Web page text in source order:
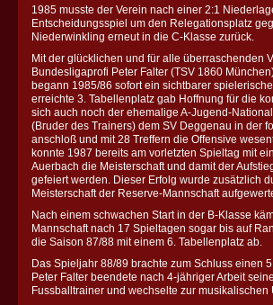
1985 musste der Verein nach einer 2:1
Entscheidungsspiel um den Relegationsplatz
Niederwinkling erneut in die C-Klasse zurück.
Mit der glücklichen und für alle überraschenden
Bundesligaprofi Peter Falter (TSV 1860
begann 1985/86 sofort ein sichtbarer
erreichte 3. Tabellenplatz gab Hoffnung für die
sich auch noch der ehemalige A-Jugend-
(Bruder des Trainers) dem SV Deggenau in der
anschloß und mit 28 Treffern die Offensive
konnte 1987 bereits am vorletzten Spieltag mit
Auerbach die Meisterschaft und damit der
gefeiert werden. Dieser Erfolg wurde zusätzlich
Meisterschaft der Reserve-Mannschaft
Nach einem schwachen Start in der B-Klasse
Mannschaft nach 17 Spieltagen sogar bis auf
die Saison 87/88 mit einem 6. Tabellenplatz ab.
Das Spieljahr 88/89 brachte zum Schluss einen
Peter Falter beendete nach 4-jähriger Arbeit
Fussballtrainer und wechselte zur musikalischen